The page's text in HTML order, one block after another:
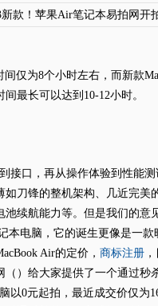
仅为8个小时左右，而新款
最长可以达到10-12小时。
口，再从操作体验到性能测
刀锋的整机架构、几近完美
续航能力等。但是我们的意
本电脑，它的诞生更像是一
Air的定价， 商标注册，
）给大家提供了一个通过秒
以0元起拍，最近成交价仅为